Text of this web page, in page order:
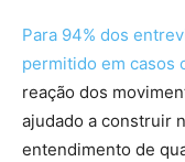
Para 94% dos
permitido em casos
reação dos
ajudado a construir
entendimento de